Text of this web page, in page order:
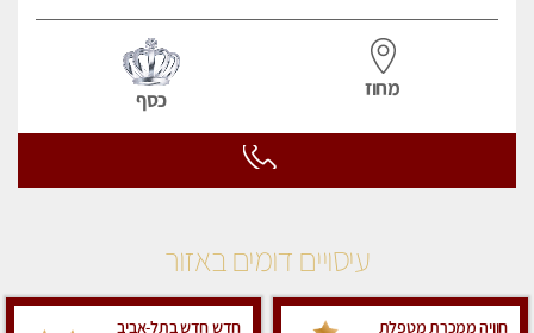
מחוז כסף
עיסויים דומים באזור
חוויה ממכרת מטפלת
חדש חדש בתל-אביב